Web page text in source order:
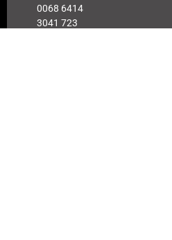
0068 6414
3041 723